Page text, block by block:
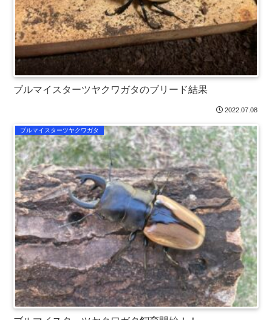
ブルマイスターツヤクワガタのブリード結果
2022.07.08
ブルマイスターツヤクワガタ